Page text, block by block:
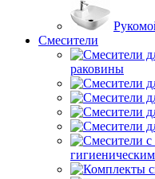
Смесители
раковины